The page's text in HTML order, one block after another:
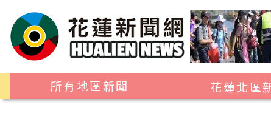
所有地區新聞
花蓮北區